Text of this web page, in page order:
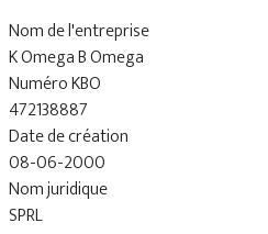
Nom de l'entreprise
K Omega B Omega
Numéro KBO
472138887
Date de création
08-06-2000
Nom juridique
SPRL